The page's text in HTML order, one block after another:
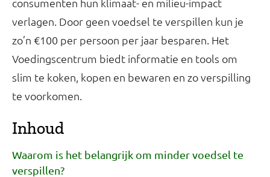
verlagen. Door geen voedsel te verspillen kun je
zo’n €100 per persoon per jaar besparen. Het
Voedingscentrum biedt informatie en tools om
slim te koken, kopen en bewaren en zo verspilling
te voorkomen.
Inhoud
Waarom is het belangrijk om minder voedsel te
verspillen?